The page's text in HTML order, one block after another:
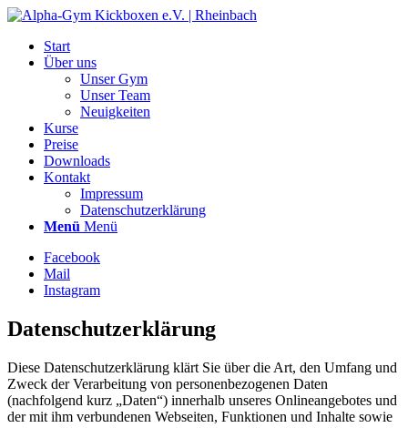
Start
Über uns
Unser Gym
Unser Team
Neuigkeiten
Kurse
Preise
Downloads
Kontakt
Impressum
Datenschutzerklärung
Menü Menü
Facebook
Mail
Instagram
Datenschutzerklärung
Diese Datenschutzerklärung klärt Sie über die Art, den Umfang und
Zweck der Verarbeitung von personenbezogenen Daten
(nachfolgend kurz „Daten“) innerhalb unseres Onlineangebotes und
der mit ihm verbundenen Webseiten, Funktionen und Inhalte sowie